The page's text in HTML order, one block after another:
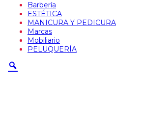
Barbería
ESTÉTICA
MANICURA Y PEDICURA
Marcas
Mobiliario
PELUQUERÍA